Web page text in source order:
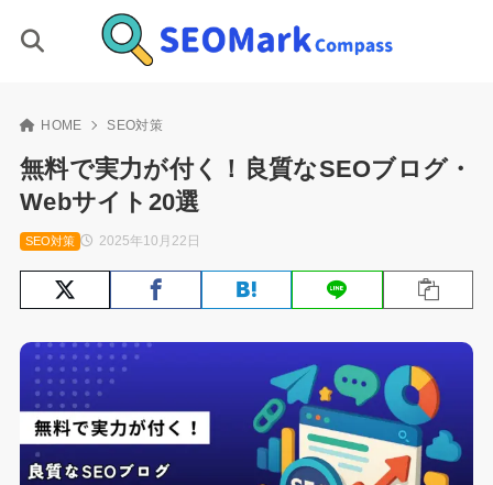
HOME SEO対策
無料で実力が付く！良質なSEOブログ・
Webサイト20選
2025年10月22日
SEO対策